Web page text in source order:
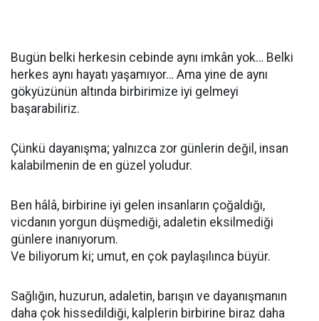
Bugün belki herkesin cebinde aynı imkân yok… Belki
herkes aynı hayatı yaşamıyor… Ama yine de aynı
gökyüzünün altında birbirimize iyi gelmeyi
başarabiliriz.
Çünkü dayanışma; yalnızca zor günlerin değil, insan
kalabilmenin de en güzel yoludur.
Ben hâlâ, birbirine iyi gelen insanların çoğaldığı,
vicdanın yorgun düşmediği, adaletin eksilmediği
günlere inanıyorum.
Ve biliyorum ki; umut, en çok paylaşılınca büyür.
Sağlığın, huzurun, adaletin, barışın ve dayanışmanın
daha çok hissedildiği, kalplerin birbirine biraz daha